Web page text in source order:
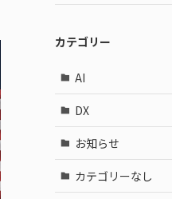
カテゴリー
AI
DX
お知らせ
カテゴリーなし